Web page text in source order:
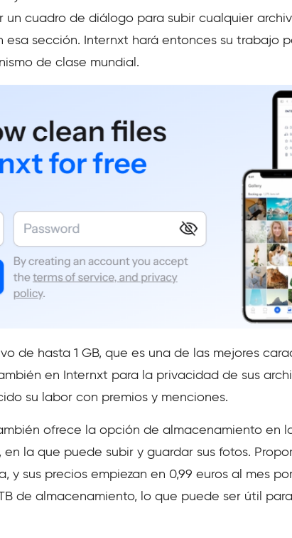
cuadro de diálogo para subir cualquier
sección. Internxt hará entonces su trabajo
de clase mundial.
de hasta 1 GB, que es una de las mejores
en Internxt para la privacidad de sus
su labor con premios y menciones.
ofrece la opción de almacenamiento en
la que puede subir y guardar sus fotos.
sus precios empiezan en 0,99 euros al mes
de almacenamiento, lo que puede ser útil